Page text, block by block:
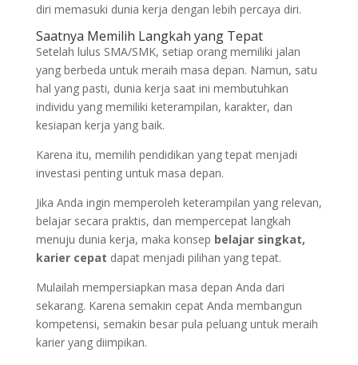
diri memasuki dunia kerja dengan lebih percaya diri.
Saatnya Memilih Langkah yang Tepat
Setelah lulus SMA/SMK, setiap orang memiliki jalan
yang berbeda untuk meraih masa depan. Namun, satu
hal yang pasti, dunia kerja saat ini membutuhkan
individu yang memiliki keterampilan, karakter, dan
kesiapan kerja yang baik.
Karena itu, memilih pendidikan yang tepat menjadi
investasi penting untuk masa depan.
Jika Anda ingin memperoleh keterampilan yang relevan,
belajar secara praktis, dan mempercepat langkah
menuju dunia kerja, maka konsep belajar singkat,
karier cepat dapat menjadi pilihan yang tepat.
Mulailah mempersiapkan masa depan Anda dari
sekarang. Karena semakin cepat Anda membangun
kompetensi, semakin besar pula peluang untuk meraih
karier yang diimpikan.